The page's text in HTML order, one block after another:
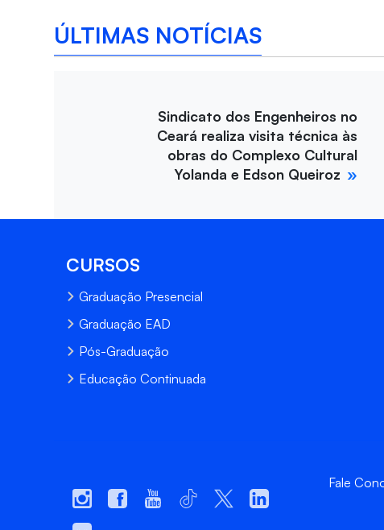
ÚLTIMAS NOTÍCIAS
Sindicato dos Engenheiros no
Ceará realiza visita técnica às
obras do Complexo Cultural
Yolanda e Edson Queiroz
CURSOS
Graduação Presencial
Graduação EAD
Pós-Graduação
Educação Continuada
Fale